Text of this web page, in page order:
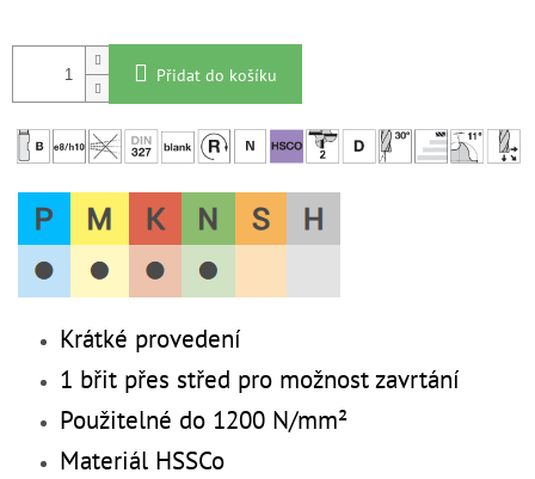
Přidat do košíku
Krátké provedení
1 břit přes střed pro možnost zavrtání
Použitelné do 1200 N/mm²
Materiál HSSCo